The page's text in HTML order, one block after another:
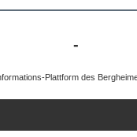
-
Plattform des